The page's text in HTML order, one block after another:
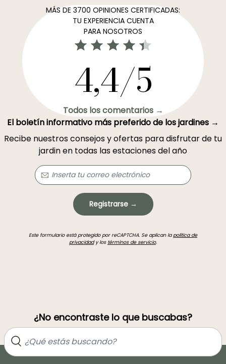
MÁS DE 3700 OPINIONES CERTIFICADAS:
TU EXPERIENCIA CUENTA
PARA NOSOTROS
4,4/5
Todos los comentarios →
El boletín informativo más preferido de los jardines →
Recibe nuestros consejos y ofertas para disfrutar de tu
jardin en todas las estaciones del año
Registrarse →
Este formulario está protegido por reCAPTCHA. Se aplican lapolítica de
privacidady los términos de servicio.
¿No encontraste lo que buscabas?